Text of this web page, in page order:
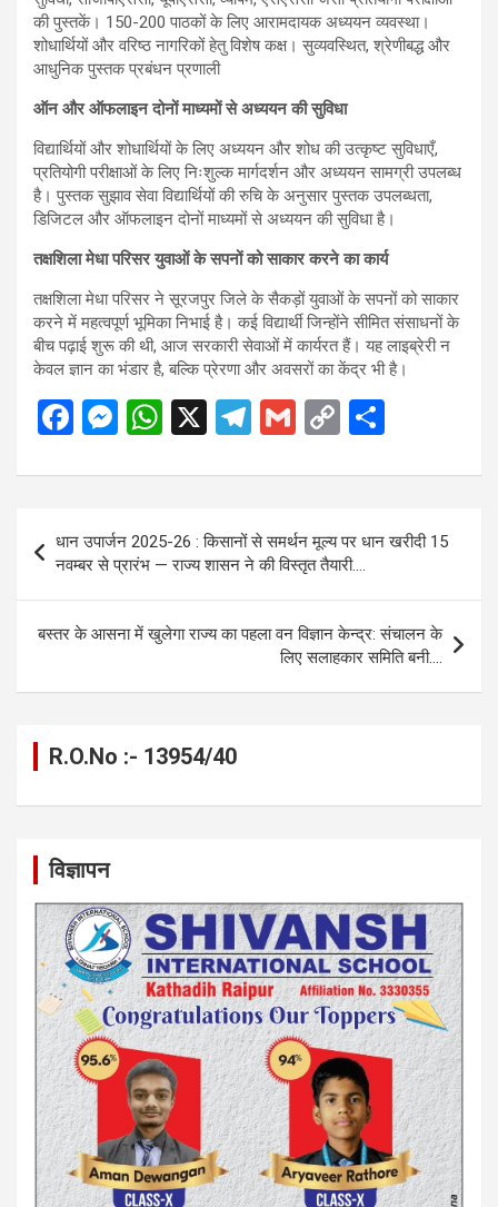
की पुस्तकें। 150-200 पाठकों के लिए आरामदायक अध्ययन व्यवस्था।
शोधार्थियों और वरिष्ठ नागरिकों हेतु विशेष कक्ष। सुव्यवस्थित, श्रेणीबद्ध और
आधुनिक पुस्तक प्रबंधन प्रणाली
ऑन और ऑफलाइन दोनों माध्यमों से अध्ययन की सुविधा
विद्यार्थियों और शोधार्थियों के लिए अध्ययन और शोध की उत्कृष्ट सुविधाएँ,
प्रतियोगी परीक्षाओं के लिए निःशुल्क मार्गदर्शन और अध्ययन सामग्री उपलब्ध
है। पुस्तक सुझाव सेवा विद्यार्थियों की रुचि के अनुसार पुस्तक उपलब्धता,
डिजिटल और ऑफलाइन दोनों माध्यमों से अध्ययन की सुविधा है।
तक्षशिला मेधा परिसर युवाओं के सपनों को साकार करने का कार्य
तक्षशिला मेधा परिसर ने सूरजपुर जिले के सैकड़ों युवाओं के सपनों को साकार
करने में महत्वपूर्ण भूमिका निभाई है। कई विद्यार्थी जिन्होंने सीमित संसाधनों के
बीच पढ़ाई शुरू की थी, आज सरकारी सेवाओं में कार्यरत हैं। यह लाइब्रेरी न
केवल ज्ञान का भंडार है, बल्कि प्रेरणा और अवसरों का केंद्र भी है।
F
ce
o
o
k
M
se
n
g
er
W
at
s
A
p
p
X
T
e
gr
a
m
G
ail
C
py
n
k
ar
navigation
धान उपार्जन 2025-26 : किसानों से समर्थन मूल्य पर धान खरीदी 15
नवम्बर से प्रारंभ — राज्य शासन ने की विस्तृत तैयारी….
बस्तर के आसना में खुलेगा राज्य का पहला वन विज्ञान केन्द्र: संचालन के
लिए सलाहकार समिति बनी….
R.O.No :- 13954/40
विज्ञापन